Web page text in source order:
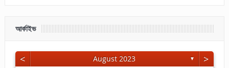
আর্কাইভ
< August 2023 ▼ >